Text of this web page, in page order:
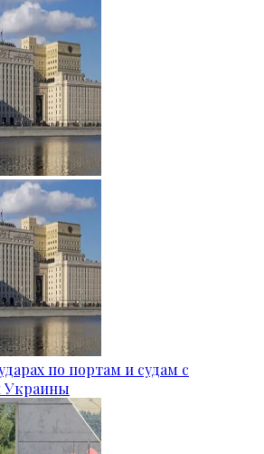
по портам и судам с
Украины